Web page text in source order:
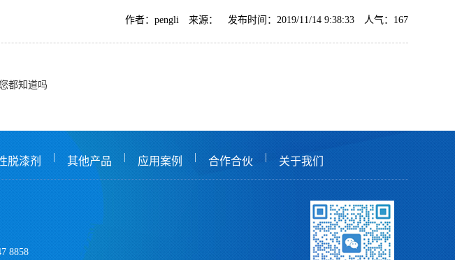
作者：pengli 来源： 发布时间：2019/11/14 9:38:33 人气： 167
都知道吗
脱漆剂 其他产品 应用案例 合作合伙 关于我们
8858